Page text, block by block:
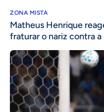
ZONA MISTA
Matheus Henrique
fraturar o nariz contra